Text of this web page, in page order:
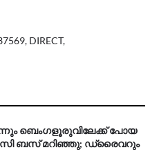
DIRECT,
ബെംഗളൂരുവിലേക്ക് പോയ
ബസ് മറിഞ്ഞു; ഡ്രൈവറും